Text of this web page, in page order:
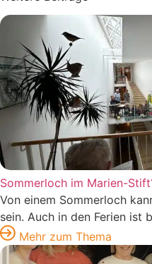
Sommerloch im Marien-
Von einem Sommerloch
sein. Auch in den Ferien ist
Mehr zum Thema